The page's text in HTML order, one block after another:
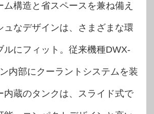
構造と省スペースを兼ね備え
ュなデザインは、さまざまな環
ルにフィット。従来機種DWX-
内部にクーラントシステムを装
内蔵のタンクは、スライド式で